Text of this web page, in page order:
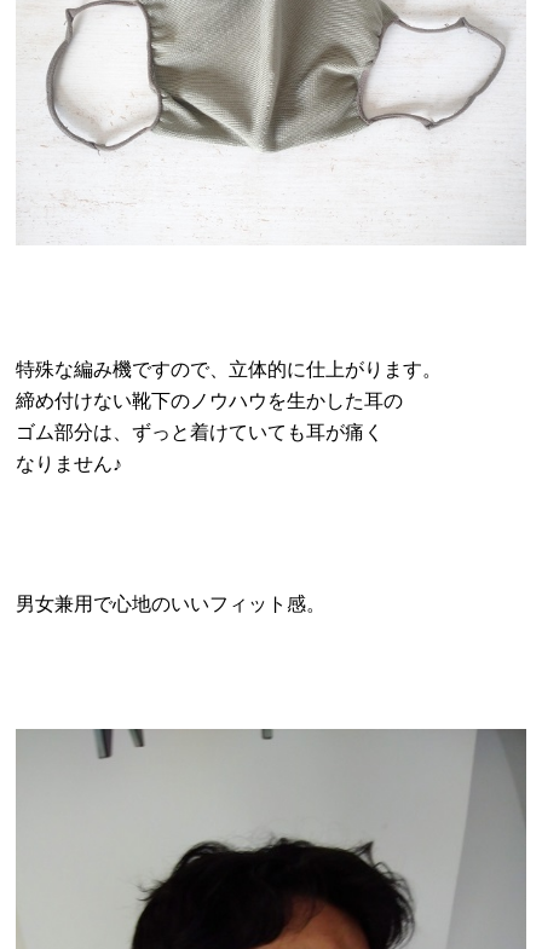
特殊な編み機ですので、立体的に仕上がります。
締め付けない靴下のノウハウを生かした耳の
ゴム部分は、ずっと着けていても耳が痛く
なりません♪
男女兼用で心地のいいフィット感。